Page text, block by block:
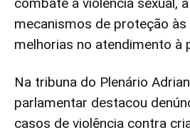
mecanismos de proteção
melhorias no atendimento à
Na tribuna do Plenário
parlamentar destacou
casos de violência contra